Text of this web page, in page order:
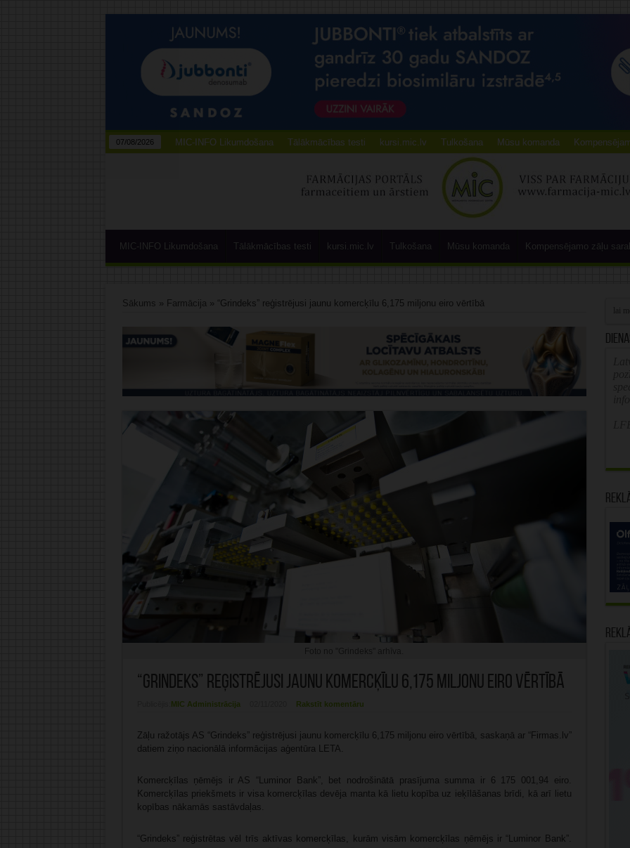
07/08/2026 MIC-INFO Likumdošana Tālākmācības testi kursi.mic.lv Tulkošana Mūsu komanda
MIC-INFO Likumdošana Tālākmācības testi kursi.mic.lv Tulkošana Mūsu komanda Kompensējamo zāļu
Sākums » Farmācija» “Grindeks” reģistrējusi jaunu komercķīlu 6,175 miljonu eiro vērtībā
“Grindeks” reģistrējusi jaunu komercķīlu 6,175 miljonu eiro vērtībā
MIC Administrācija Rakstīt komentāru
Zāļu ražotājs AS “Grindeks” reģistrējusi jaunu komercķīlu 6,175 miljonu eiro vērtībā, saskaņā ar “Firmas.lv”
datiem ziņo nacionālā informācijas aģentūra LETA.
Komercķīlas ņēmējs ir AS “Luminor Bank”, bet nodrošinātā prasījuma summa ir 6 175 001,94 eiro.
Komercķīlas priekšmets ir visa komercķīlas devēja manta kā lietu kopība uz ieķīlāšanas brīdi, kā arī lietu
kopības nākamās sastāvdaļas.
“Grindeks” reģistrētas vēl trīs aktīvas komercķīlas, kurām visām komercķīlas ņēmējs ir “Luminor Bank”.